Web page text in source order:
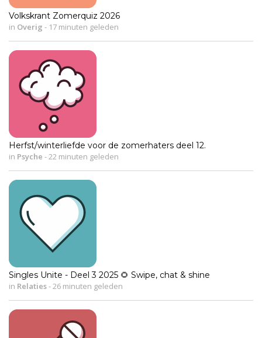
Volkskrant Zomerquiz 2026
in Overig - 17 minuten geleden
Herfst/winterliefde voor de zomerhaters deel 12.
in Psyche -22 minuten geleden
Singles Unite - Deel 3 2025 🌻 Swipe, chat & shine
in Relaties-26 minuten geleden